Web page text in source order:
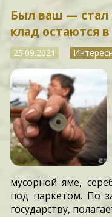
Был ваш —
клад остаются
25.09.2021
мусорной яме,
под паркетом. По
государству,